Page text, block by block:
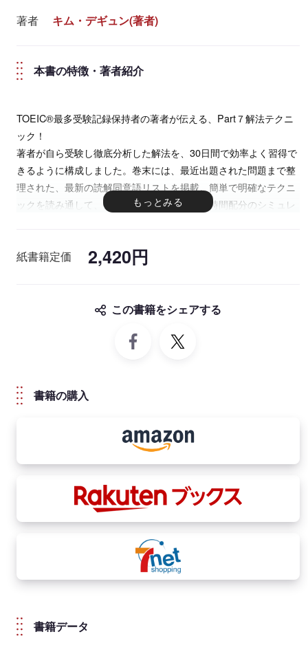
著者 キム・デギュン(著者)
本書の特徴・著者紹介
TOEIC®最多受験記録保持者の著者が伝える、Part７解法テクニ
ック！
著者が自ら受験し徹底分析した解法を、30日間で効率よく習得で
きるように構成しました。巻末には、最近出題された問題まで整
理された、最新の読解同意語リストを掲載。簡単で明確なテクニ
ックを読み通して、実際の試験に近い問題で時間配分のシミュレ
紙書籍定価 2,420円
この書籍をシェアする
書籍の購入
書籍データ